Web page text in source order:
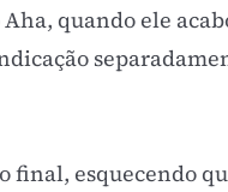
, quando ele
final, esquecendo